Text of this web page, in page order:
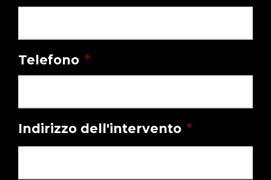
Telefono *
Indirizzo dell'intervento *